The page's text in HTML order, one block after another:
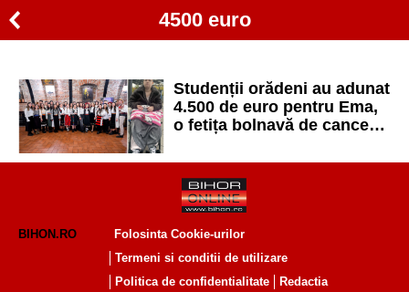
4500 euro
Studenții orădeni au adunat
4.500 de euro pentru Ema,
o fetița bolnavă de cancer
BIHON.RO
Folosinta Cookie-urilor
Termeni si conditii de utilizare
Politica de confidentialitate
Redactia